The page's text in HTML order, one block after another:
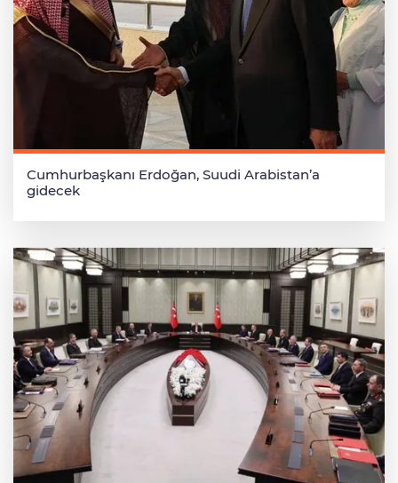
Cumhurbaşkanı Erdoğan, Suudi Arabistan’a
gidecek